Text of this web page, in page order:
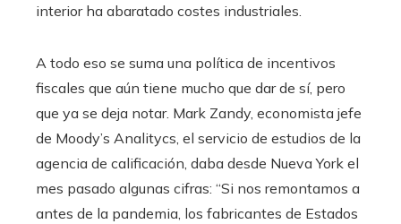
interior ha abaratado costes industriales.
A todo eso se suma una política de incentivos
fiscales que aún tiene mucho que dar de sí, pero
que ya se deja notar. Mark Zandy, economista jefe
de Moody’s Analitycs, el servicio de estudios de la
agencia de calificación, daba desde Nueva York el
mes pasado algunas cifras: “Si nos remontamos a
antes de la pandemia, los fabricantes de Estados